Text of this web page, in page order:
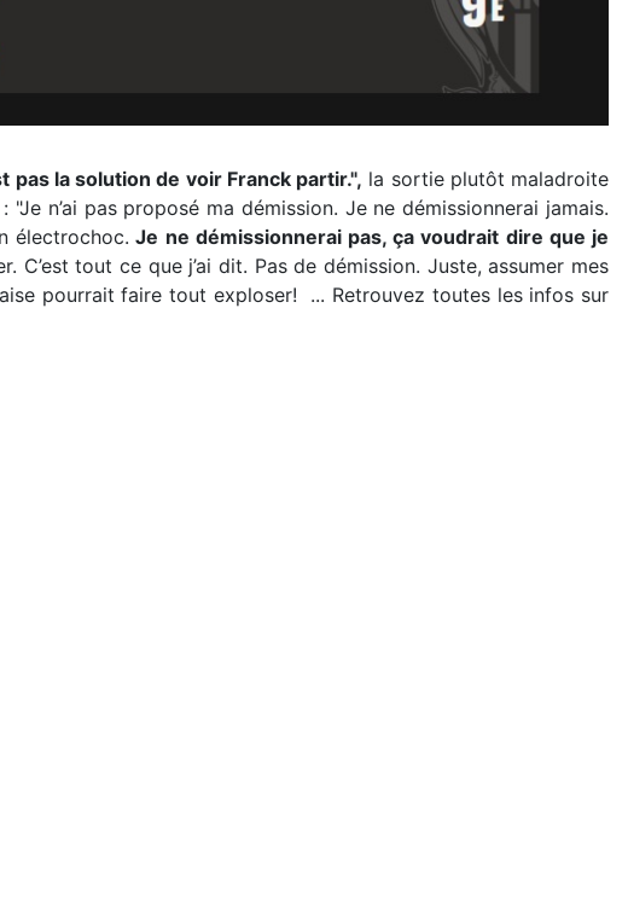
pas la solution de voir Franck partir.", la sortie plutôt maladroite
n’ai pas proposé ma démission. Je ne démissionnerai jamais.
électrochoc. Je ne démissionnerai pas, ça voudrait dire que je
C’est tout ce que j’ai dit. Pas de démission. Juste, assumer mes
pourrait faire tout exploser! ... Retrouvez toutes les infos sur